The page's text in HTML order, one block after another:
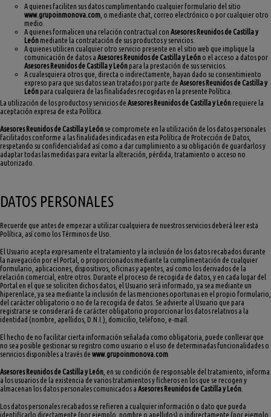
A quienes faciliten sus datos cumplimentando cualquier formulario del sitio
www.grupoinmonova.com , o mediante chat, correo electrónico o por cualquier otro
medio.
A quienes formalicen una relación contractual con Asesores Reunidos de Castilla y
León mediante la contratación de sus productos y servicios.
A quienes utilicen cualquier otro servicio presente en el sitio web que implique la
comunicación de datos a Asesores Reunidos de Castilla y León o el acceso a datos por
Asesores Reunidos de Castilla y León para la prestación de sus servicios.
A cualesquiera otros que, directa o indirectamente, hayan dado su consentimiento
expreso para que sus datos sean tratados por parte de Asesores Reunidos de Castilla y
León para cualquiera de las finalidades recogidas en la presente Política.
La utilización de los productos y servicios de Asesores Reunidos de Castilla y León requiere la
aceptación expresa de esta Política.
Asesores Reunidos de Castilla y León se compromete en la utilización de los datos personales
facilitados conforme a las finalidades indicadas en esta Política de Protección de Datos,
respetando su confidencialidad así como a dar cumplimiento a su obligación de guardarlos y
adaptar todas las medidas para evitar la alteración, pérdida, tratamiento o acceso no
autorizado.
DATOS PERSONALES
Recuerde que antes de empezar a utilizar cualquiera de nuestros servicios deberá leer esta
Política, así como los Términos de Uso.
El Usuario acepta expresamente el tratamiento y la inclusión de los datos recabados durante
la navegación por el Portal, o proporcionados mediante la cumplimentación de cualquier
formulario, aplicaciones, dispositivos, oficinas y agentes, así como los derivados de la
relación comercial, entre otros. Durante el proceso de recogida de datos, y en cada lugar del
Portal en el que se soliciten dichos datos, el Usuario será informado, ya sea mediante un
hiperenlace, ya sea mediante la inclusión de las menciones oportunas en el propio formulario,
del carácter obligatorio o no de la recogida de datos. Se advierte al Usuario que para
registrarse se considerará de carácter obligatorio proporcionar los datos relativos a la
identidad (nombre, apellidos, D.N.I.), domicilio, teléfono, e-mail.
El hecho de no facilitar cierta información señalada como obligatoria, puede conllevar que
no sea posible gestionar su registro como usuario o el uso de determinadas funcionalidades o
servicios disponibles a través de www.grupoinmonova.com
Asesores Reunidos de Castilla y León , en su condición de responsable del tratamiento, informa
a los usuarios de la existencia de varios tratamientos y ficheros en los que se recogen y
almacenan los datos personales comunicados a Asesores Reunidos de Castilla y León
Los datos personales recabados se refieren a cualquier información o dato que pueda
identificarlo directamente (por ejemplo, nombre o apellidos) o indirectamente (por ejemplo,